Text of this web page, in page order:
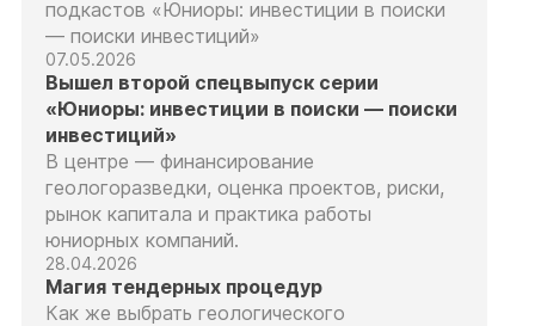
подкастов «Юниоры: инвестиции в поиски
— поиски инвестиций»
07.05.2026
Вышел второй спецвыпуск серии
«Юниоры: инвестиции в поиски — поиски
инвестиций»
В центре — финансирование
геологоразведки, оценка проектов, риски,
рынок капитала и практика работы
юниорных компаний.
28.04.2026
Магия тендерных процедур
Как же выбрать геологического